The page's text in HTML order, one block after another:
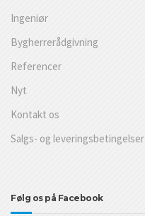
Ingeniør
Bygherrerådgivning
Referencer
Nyt
Kontakt os
Salgs- og leveringsbetingelser
Følg os på Facebook